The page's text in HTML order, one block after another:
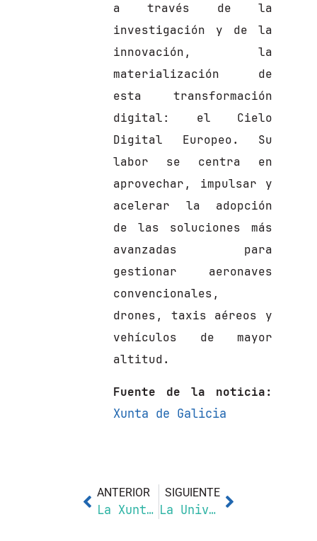
a través de la
investigación y de la
innovación, la
materialización de
esta transformación
digital: el Cielo
Digital Europeo. Su
labor se centra en
aprovechar, impulsar y
acelerar la adopción
de las soluciones más
avanzadas para
gestionar aeronaves
convencionales,
drones, taxis aéreos y
vehículos de mayor
altitud.
Fuente de la noticia:
Xunta de Galicia
ANTERIOR
La Xunta apoya la competitividad de las empresas gallegas con una jornada sobre las oportunidades de cooperación estratégica en Europa en el sector de la seguridad, la defensa y el aeroespacio
SIGUIENTE
La Universidade de Santiago de Compostela publica un nuevo artículo sobre el uso de drones con LiDAR y fotogrametría para documentar el patrimonio arqueológico, con apoyo del proyecto AEROGANP